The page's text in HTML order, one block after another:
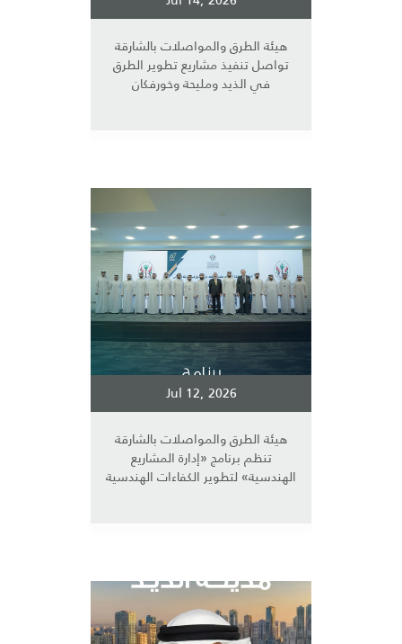
هيئة الطرق والمواصلات بالشارقة
تواصل تنفيذ مشاريع تطوير الطرق
في الذيد ومليحة وخورفكان
Jul 12, 2026
هيئة الطرق والمواصلات بالشارقة
تنظم برنامج «إدارة المشاريع
الهندسية» لتطوير الكفاءات الهندسية